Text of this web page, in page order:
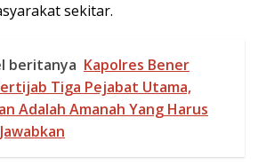
sekitar.
beritanya Kapolres Bener
Tiga Pejabat Utama,
Adalah Amanah Yang Harus